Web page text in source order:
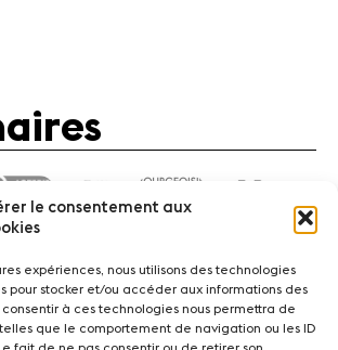
le consentement aux
expériences, nous utilisons des technologies
pour stocker et/ou accéder aux informations des
à ces technologies nous permettra de
que le comportement de navigation ou les ID
Concerts Bénévoles Médiation